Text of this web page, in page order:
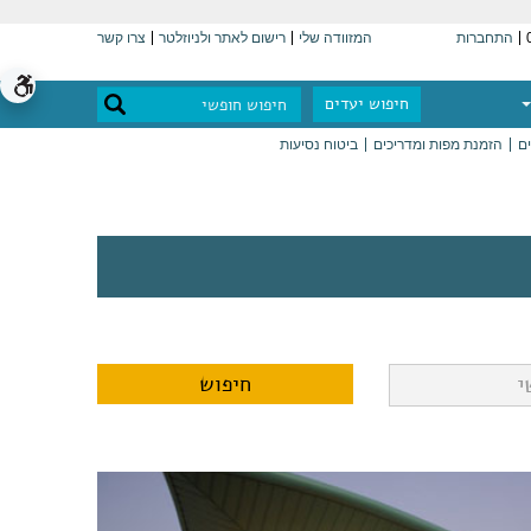
התחברות המזוודה שלי רישום לאתר ולניוזלטר צרו קשר
חיפוש יעדים
הזמנת מפות ומדריכים ביטוח נסיעות